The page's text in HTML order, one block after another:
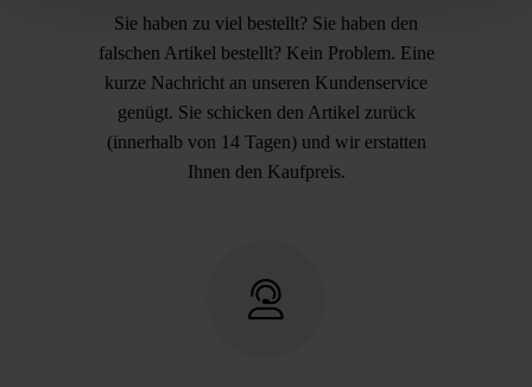
Sie haben zu viel bestellt? Sie haben den
falschen Artikel bestellt? Kein Problem. Eine
kurze Nachricht an unseren Kundenservice
genügt. Sie schicken den Artikel zurück
(innerhalb von 14 Tagen) und wir erstatten
Ihnen den Kaufpreis.